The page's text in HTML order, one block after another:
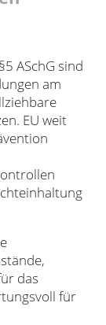
ASchG sind
am
EU weit
das
für